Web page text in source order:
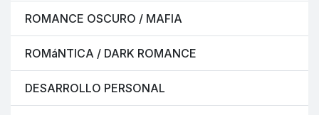
ROMANCE OSCURO / MAFIA
ROMáNTICA / DARK ROMANCE
DESARROLLO PERSONAL